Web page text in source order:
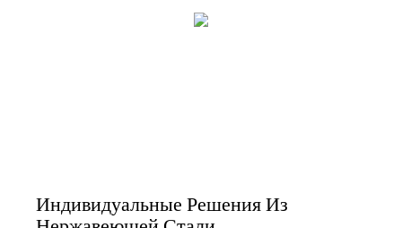
Индивидуальные Решения Из